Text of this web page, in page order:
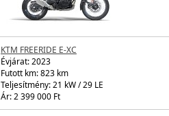
KTM FREERIDE E-XC
Évjárat:2023
Futott km: 823 km
Teljesítmény: 21 kW / 29 LE
Ár: 2 399 000 Ft